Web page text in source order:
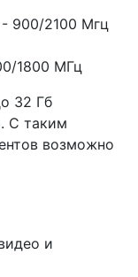
- 900/2100 Мгц
1800 МГц
32 Гб
C таким
возможно
и